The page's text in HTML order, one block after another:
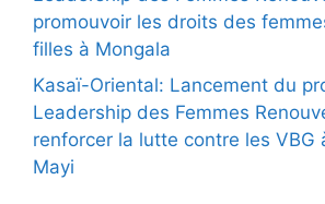
promouvoir les droits des
filles à Mongala
Kasaï-Oriental: Lancement du
Leadership des Femmes
renforcer la lutte contre les VBG
Mayi